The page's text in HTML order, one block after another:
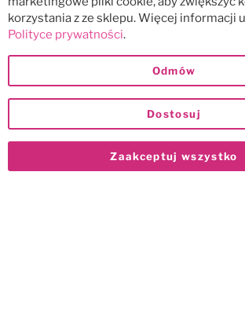
korzystania z ze sklepu. Więcej informacji
Polityce prywatności.
Zaakceptuj wszystko
Dostosuj
Odmów